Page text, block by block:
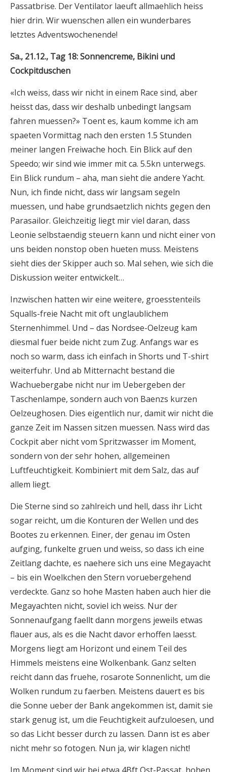
Passatbrise. Der Ventilator laeuft allmaehlich heiss
hier drin. Wir wuenschen allen ein wunderbares
letztes Adventswochenende!
Sa., 21.12., Tag 18: Sonnencreme, Bikini und
Cockpitduschen
«Ich weiss, dass wir nicht in einem Race sind, aber
heisst das, dass wir deshalb unbedingt langsam
fahren muessen?» Toent es, kaum komme ich am
spaeten Vormittag nach den ersten 1.5 Stunden
meiner langen Freiwache hoch. Ein Blick auf den
Speedo; wir sind wie immer mit ca. 5.5kn unterwegs.
Ein Blick rundum – aha, man sieht die andere Yacht.
Nun, ich finde nicht, dass wir langsam segeln
muessen, und habe grundsaetzlich nichts gegen den
Parasailor. Gleichzeitig liegt mir viel daran, dass
Leonie selbstaendig steuern kann und nicht einer von
uns beiden nonstop oben hueten muss. Meistens
sieht dies der Skipper auch so. Mal sehen, wie sich die
Diskussion weiter entwickelt…
Inzwischen hatten wir eine weitere, groesstenteils
Squalls-freie Nacht mit oft unglaublichem
Sternenhimmel. Und – das Nordsee-Oelzeug kam
diesmal fuer beide nicht zum Zug. Anfangs war es
noch so warm, dass ich einfach in Shorts und T-shirt
weiterfuhr. Und ab Mitternacht bestand die
Wachuebergabe nicht nur im Uebergeben der
Taschenlampe, sondern auch von Baenzs kurzen
Oelzeughosen. Dies eigentlich nur, damit wir nicht die
ganze Zeit im Nassen sitzen muessen. Nass wird das
Cockpit aber nicht vom Spritzwasser im Moment,
sondern von der sehr hohen, allgemeinen
Luftfeuchtigkeit. Kombiniert mit dem Salz, das auf
allem liegt.
Die Sterne sind so zahlreich und hell, dass ihr Licht
sogar reicht, um die Konturen der Wellen und des
Bootes zu erkennen. Einer, der genau im Osten
aufging, funkelte gruen und weiss, so dass ich eine
Zeitlang dachte, es naehere sich uns eine Megayacht
– bis ein Woelkchen den Stern voruebergehend
verdeckte. Ganz so hohe Masten haben auch hier die
Megayachten nicht, soviel ich weiss. Nur der
Sonnenaufgang faellt dann morgens jeweils etwas
flauer aus, als es die Nacht davor erhoffen laesst.
Morgens liegt am Horizont und einem Teil des
Himmels meistens eine Wolkenbank. Ganz selten
reicht dann das fruehe, rosarote Sonnenlicht, um die
Wolken rundum zu faerben. Meistens dauert es bis
die Sonne ueber der Bank angekommen ist, damit sie
stark genug ist, um die Feuchtigkeit aufzuloesen, und
so das Licht besser durch zu lassen. Dann ist es aber
nicht mehr so fotogen. Nun ja, wir klagen nicht!